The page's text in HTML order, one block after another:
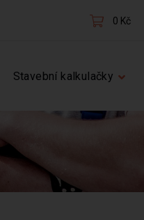
0 Kč
Stavební kalkulačky